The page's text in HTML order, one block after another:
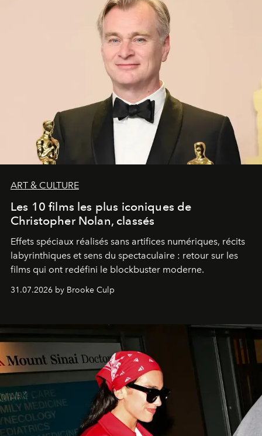
ART & CULTURE
Les 10 films les plus iconiques de
Christopher Nolan, classés
Effets spéciaux réalisés sans artifices numériques, récits
labyrinthiques et sens du spectaculaire : retour sur les
films qui ont redéfini le blockbuster moderne.
31.07.2026 by Brooke Culp